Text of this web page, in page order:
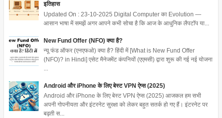
इतिहास
Updated On : 23-10-2025 Digital Computer का Evolution —
आसान भाषा में समझें अगर आपने कभी सोचा है कि आज के आधुनिक लैपटॉप या...
New Fund Offer (NFO) क्या है?
न्यू फंड ऑफर (एनएफओ) क्या है? हिंदी में [What is New Fund Offer
(NFO)? in Hindi] एसेट मैनेजमेंट कंपनियों (एएमसी) द्वारा शुरू की गई नई योजना
...
Android और iPhone के लिए बेस्ट VPN ऐप्स (2025)
Android और iPhone के लिए बेस्ट VPN ऐप्स (2025) आजकल हम सभी
अपनी गोपनीयता और इंटरनेट सुरक्षा को लेकर बहुत सतर्क हो गए हैं। इंटरनेट पर
बढ़ती स...